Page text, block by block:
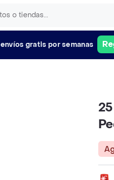
envíos gratis por semanas